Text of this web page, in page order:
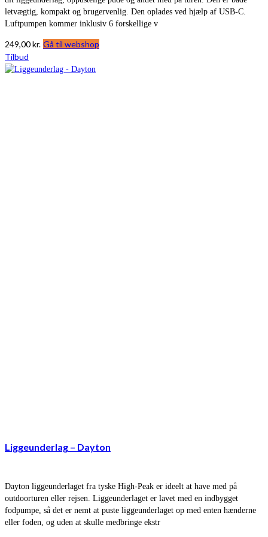
letvægtig, kompakt og brugervenlig. Den oplades ved hjælp af USB-C.
Luftpumpen kommer inklusiv 6 forskellige v
249,00kr. Gå til webshop
Tilbud
Liggeunderlag – Dayton
Dayton liggeunderlaget fra tyske High-Peak er ideelt at have med på
outdoorturen eller rejsen. Liggeunderlaget er lavet med en indbygget
fodpumpe, så det er nemt at puste liggeunderlaget op med enten hænderne
eller foden, og uden at skulle medbringe ekstr